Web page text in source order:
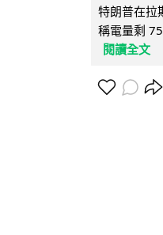
特朗普在拉
稱電量剩
閱讀全文